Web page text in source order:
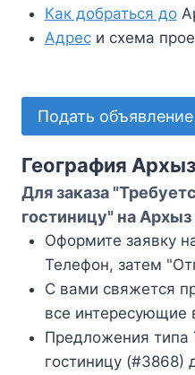
Как добраться до
Адреси схема
Подать
География
Для заказа
гостиницу" на
Оформите заявку
Телефон, затем
С вами свяжется
все интересующие
Предложения типа
гостиницу (#3868)